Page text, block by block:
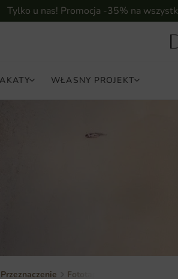
Tylko u nas! Promocja -35% na
WŁASNY PROJEKT
Przeznaczenie Fototapety do salonu